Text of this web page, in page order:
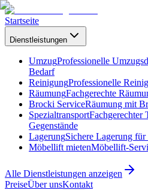
Startseite
Dienstleistungen
UmzugProfessionelle
Bedarf
ReinigungProfessionelle
RäumungFachgerechte
Brocki ServiceRäumung mit
SpezialtransportFachgerechter
Gegenstände
LagerungSichere Lagerung
Möbellift mietenMöbellift-
Alle Dienstleistungen anzeigen
PreiseÜber unsKontakt